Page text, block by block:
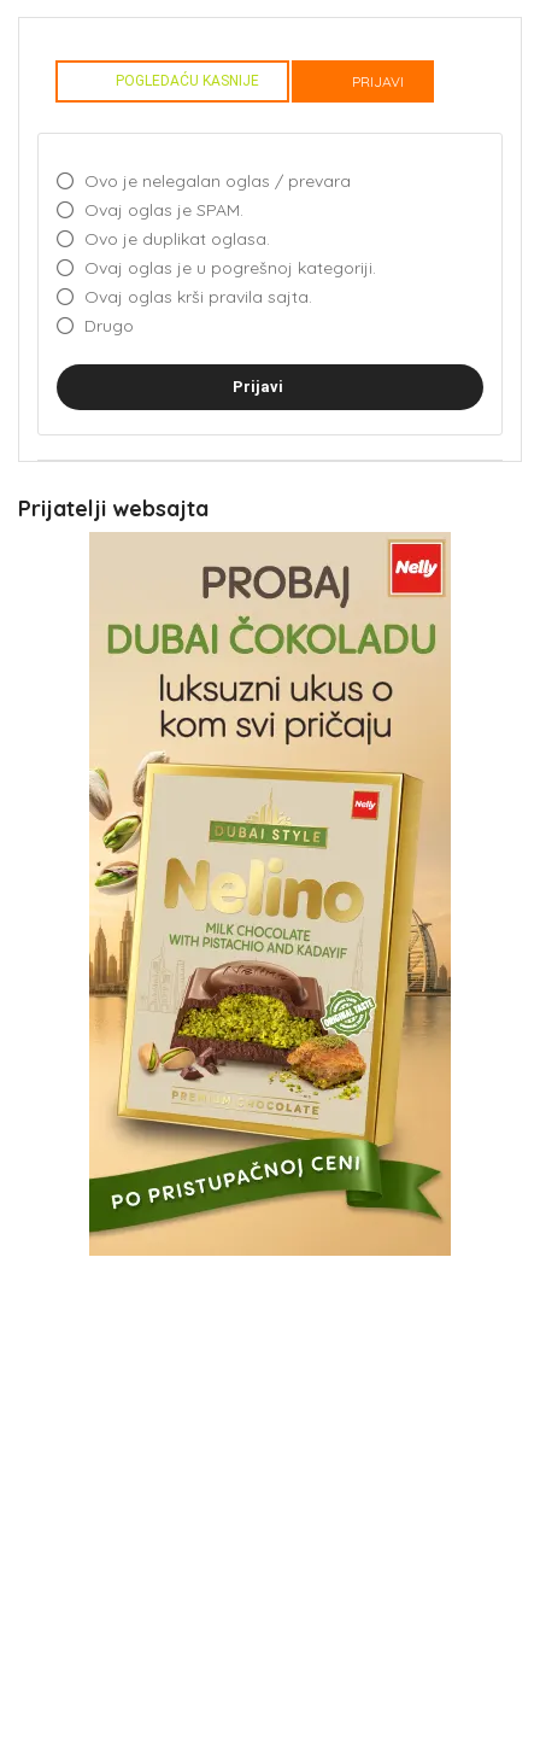
POGLEDAĆU KASNIJE PRIJAVI
Ovo je nelegalan oglas / prevara
Ovaj oglas je SPAM.
Ovo je duplikat oglasa.
Ovaj oglas je u pogrešnoj kategoriji.
Ovaj oglas krši pravila sajta.
Drugo
Prijavi
Prijatelji websajta